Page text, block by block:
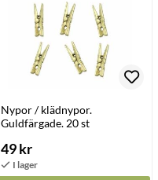
Nypor / klädnypor.
Guldfärgade. 20 st
49 kr